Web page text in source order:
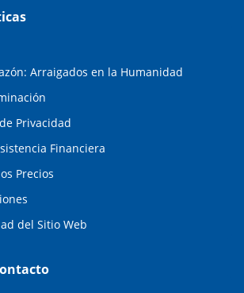
Arraigados en la Humanidad
Privacidad
Financiera
Precios
del Sitio Web